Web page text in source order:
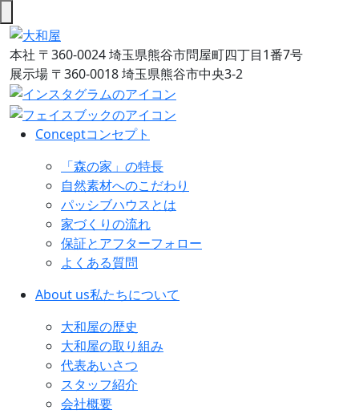
本社 〒360-0024 埼玉県熊谷市問屋町四丁目1番7号
展示場 〒360-0018 埼玉県熊谷市中央3-2
Conceptコンセプト
「森の家」の特長
自然素材へのこだわり
パッシブハウスとは
家づくりの流れ
保証とアフターフォロー
よくある質問
About us私たちについて
大和屋の歴史
大和屋の取り組み
代表あいさつ
スタッフ紹介
会社概要